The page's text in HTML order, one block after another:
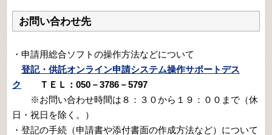
お問い合わせ先
・申請用総合ソフトの操作方法などについて
登記・供託オンライン申請システム操作サポートデス
ク
ＴＥＬ：050－3786－5797
※お問い合わせ時間は８：３０から１９：００まで（休
日・祝日を除く。）
・登記の手続（申請書や添付書面の作成方法など）について